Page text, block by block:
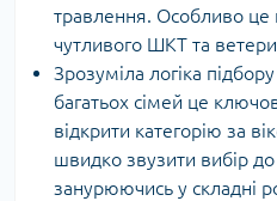
травлення. Особливо це
чутливого ШКТ та
Зрозуміла логіка
багатьох сімей це
відкрити категорію за
швидко звузити вибір до
занурюючись у складні